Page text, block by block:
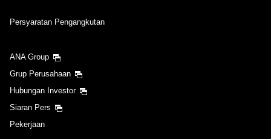
Persyaratan Pengangkutan
ANA Group
Grup Perusahaan
Hubungan Investor
Siaran Pers
Pekerjaan